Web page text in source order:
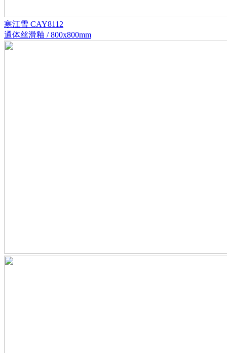
寒江雪 CAY8112
通体丝滑釉 / 800x800mm